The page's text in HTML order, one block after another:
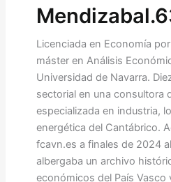
Licenciada en Economía
máster en Análisis
Universidad de Navarra.
sectorial en una consultora
especializada en industria,
energética del Cantábrico.
fcavn.es a finales de 2024
albergaba un archivo
económicos del País Vasco